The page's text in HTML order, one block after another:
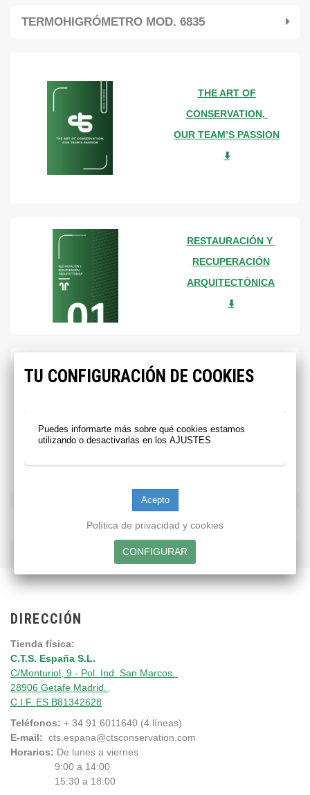
TERMOHIGRÓMETRO MOD. 6835
THE ART OF
CONSERVATION,
OUR TEAM’S PASSION
⬇️
RESTAURACIÓN Y
RECUPERACIÓN
ARQUITECTÓNICA
⬇️
⬇️
NUESTRAS TIENDAS
DIRECCIÓN
Tienda física:
C.T.S. España S.L.
C/Monturiol, 9 - Pol. Ind. San Marcos.
28906 Getafe Madrid.
C.I.F. ES B81342628
Teléfonos: + 34 91 6011640 (4 líneas)
E-mail: cts.espana@ctsconservation.com
Horarios: De lunes a viernes
9:00 a 14:00
15:30 a 18:00
TU CONFIGURACIÓN DE COOKIES
Puedes informarte más sobre qué cookies estamos
utilizando o desactivarlas en los AJUSTES
Política de privacidad y cookies